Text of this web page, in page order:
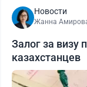
Новости
Жанна
Залог за визу
казахстанцев